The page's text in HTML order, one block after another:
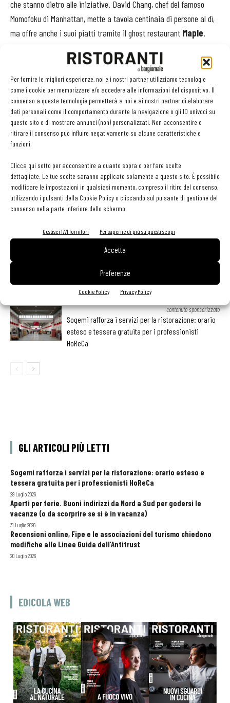
Per fornire le migliori esperienze, noi e i nostri partner utilizziamo tecnologie
come i cookie per memorizzare e/o accedere alle informazioni del dispositivo. Il
consenso a queste tecnologie permetterà a noi e ai nostri partner di elaborare
dati personali come il comportamento durante la navigazione o gli ID univoci su
questo sito e di mostrare annunci (non) personalizzati. Non acconsentire o
ritirare il consenso può influire negativamente su alcune caratteristiche e
funzioni.
Clicca qui sotto per acconsentire a quanto sopra o per fare scelte
dettagliate. Le tue scelte saranno applicate solamente a questo sito. È possibile
modificare le impostazioni in qualsiasi momento, compreso il ritiro del consenso,
utilizzando i pulsanti della Cookie Policy o cliccando sul pulsante di gestione del
consenso nella parte inferiore dello schermo.
Gestisci 1771 fornitori Per saperne di più su questi scopi
Accetta
Preferenze
Cookie Policy Privacy Policy
che stanno dietro alle iniziative. David Chang, chef del famoso
Momofoku di Manhattan, mette a tavola centinaia di persone al dì,
ma offre anche i suoi piatti tramite il ghost restaurant Maple.
allargato l’offerta al mercato aziendale, per circa 10mila pasti
consegnati al mese.
LEGGI ANCHE
scelta giusta è puntare sul premium
godersi le vacanze (o da scorprire se si è in
vacanza)
contenuto sponsorizzato
Sogemi rafforza i servizi per la ristorazione: orario
esteso e tessera gratuita per i professionisti
HoReCa
GLI ARTICOLI PIÙ LETTI
Sogemi rafforza i servizi per la ristorazione: orario esteso e
tessera gratuita per i professionisti HoReCa
29 Luglio 2026
Aperti per ferie. Buoni indirizzi da Nord a Sud per godersi le
vacanze (o da scorprire se si è in vacanza)
31 Luglio 2026
Recensioni online, Fipe e le associazioni del turismo chiedono
modifiche alle Linee Guida dell’Antitrust
20 Luglio 2026
EDICOLA WEB